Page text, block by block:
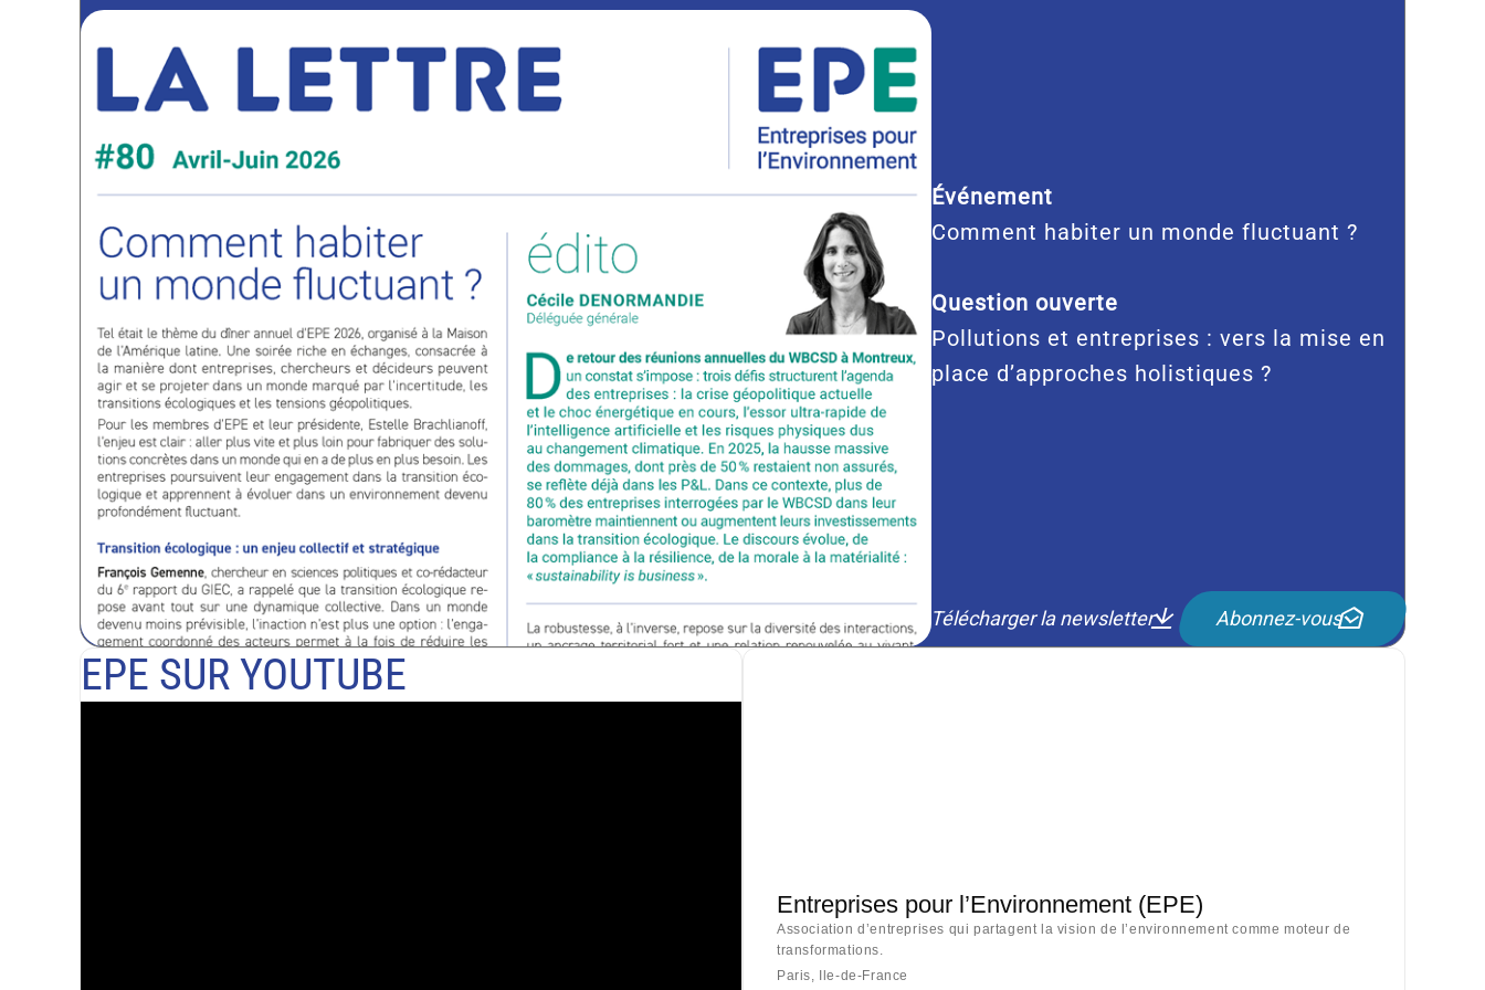
Événement
Comment habiter un monde fluctuant ?
Question ouverte
Pollutions et entreprises : vers la mise en
place d’approches holistiques ?
Télécharger la newsletter Abonnez-vous
EPE SUR YOUTUBE
Entreprises pour l’Environnement (EPE)
Association d’entreprises qui partagent la vision de l’environnement comme moteur de
transformations.
Paris, Ile-de-France